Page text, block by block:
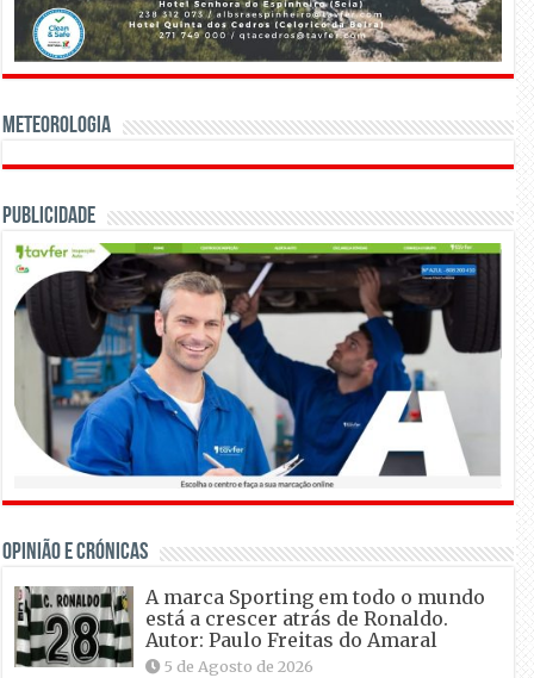
Meteorologia
Publicidade
OPINIÃO E CRÓNICAS
A marca Sporting em todo o mundo
está a crescer atrás de Ronaldo.
Autor: Paulo Freitas do Amaral
5 de Agosto de 2026